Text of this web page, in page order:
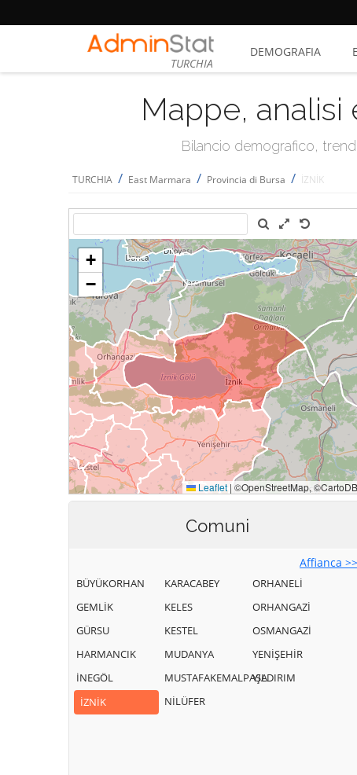
TURCHIA
DEMOGRAFIA
Mappe,
Bilancio demografico,
TURCHIA / East Marmara / Provincia di Bursa / İZNİK
Comuni
Affianca >>
BÜYÜKORHAN
GEMLİK
GÜRSU
HARMANCIK
İNEGÖL
İZNİK
KARACABEY
KELES
KESTEL
MUDANYA
MUSTAFAKEMALPAŞA
NİLÜFER
ORHANELİ
ORHANGAZİ
OSMANGAZİ
YENİŞEHİR
YILDIRIM